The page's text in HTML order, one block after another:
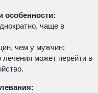
особенности:
чаще в
чем у мужчин;
лечения может перейти в